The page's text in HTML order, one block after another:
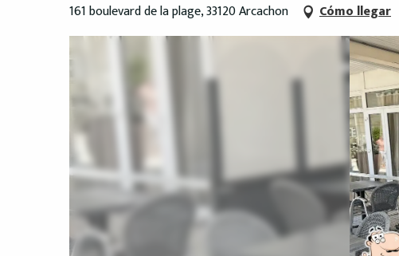
161 boulevard de la plage, 33120 Arcachon Cómo llegar